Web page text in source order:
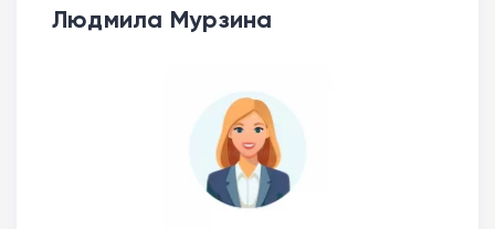
Людмила Мурзина